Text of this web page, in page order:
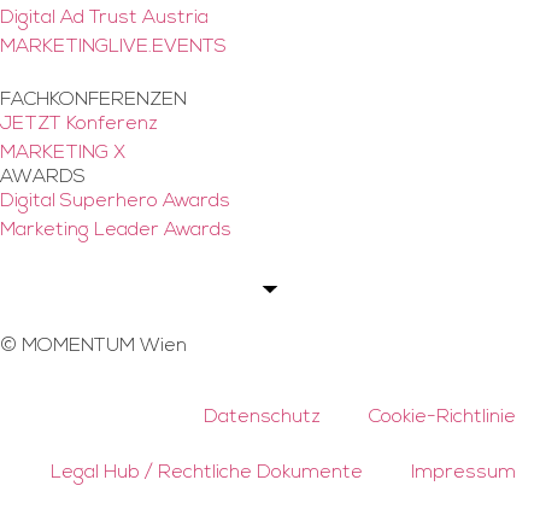
Digital Ad Trust Austria
MARKETINGLIVE.EVENTS
FACHKONFERENZEN
JETZT Konferenz
MARKETING X
AWARDS
Digital Superhero Awards
Marketing Leader Awards
© MOMENTUM Wien
Datenschutz Cookie-Richtlinie
Legal Hub / Rechtliche Dokumente Impressum